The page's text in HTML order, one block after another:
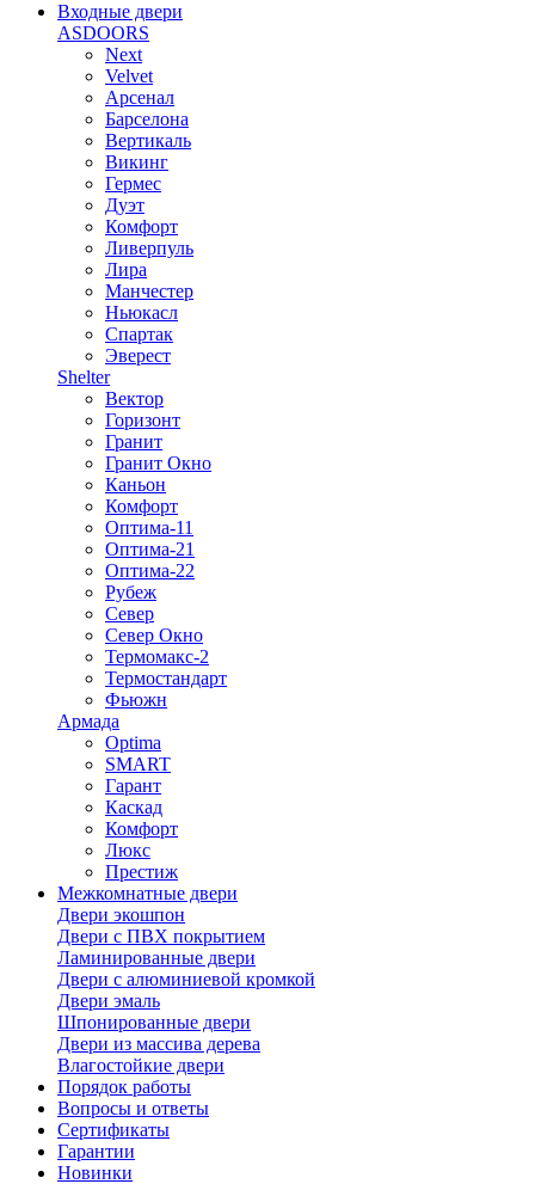
Входные двери
ASDOORS
Next
Velvet
Арсенал
Барселона
Вертикаль
Викинг
Гермес
Дуэт
Комфорт
Ливерпуль
Лира
Манчестер
Ньюкасл
Спартак
Эверест
Shelter
Вектор
Горизонт
Гранит
Гранит Окно
Каньон
Комфорт
Оптима-11
Оптима-21
Оптима-22
Рубеж
Север
Север Окно
Термомакс-2
Термостандарт
Фьюжн
Армада
Optima
SMART
Гарант
Каскад
Комфорт
Люкс
Престиж
Межкомнатные двери
Двери экошпон
Двери с ПВХ покрытием
Ламинированные двери
Двери с алюминиевой кромкой
Двери эмаль
Шпонированные двери
Двери из массива дерева
Влагостойкие двери
Порядок работы
Вопросы и ответы
Сертификаты
Гарантии
Новинки